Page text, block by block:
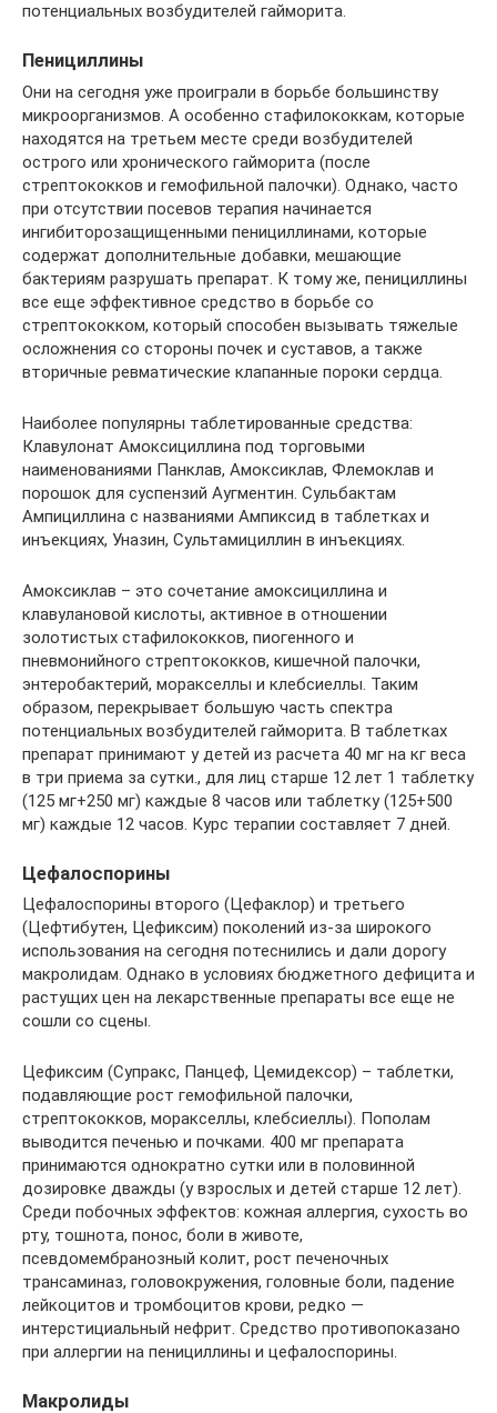
потенциальных возбудителей гайморита.
Пенициллины
Они на сегодня уже проиграли в борьбе большинству
микроорганизмов. А особенно стафилококкам, которые
находятся на третьем месте среди возбудителей
острого или хронического гайморита (после
стрептококков и гемофильной палочки). Однако, часто
при отсутствии посевов терапия начинается
ингибиторозащищенными пенициллинами, которые
содержат дополнительные добавки, мешающие
бактериям разрушать препарат. К тому же, пенициллины
все еще эффективное средство в борьбе со
стрептококком, который способен вызывать тяжелые
осложнения со стороны почек и суставов, а также
вторичные ревматические клапанные пороки сердца.
Наиболее популярны таблетированные средства:
Клавулонат Амоксициллина под торговыми
наименованиями Панклав, Амоксиклав, Флемоклав и
порошок для суспензий Аугментин. Сульбактам
Ампициллина с названиями Ампиксид в таблетках и
инъекциях, Уназин, Сультамициллин в инъекциях.
Амоксиклав – это сочетание амоксициллина и
клавулановой кислоты, активное в отношении
золотистых стафилококков, пиогенного и
пневмонийного стрептококков, кишечной палочки,
энтеробактерий, моракселлы и клебсиеллы. Таким
образом, перекрывает большую часть спектра
потенциальных возбудителей гайморита. В таблетках
препарат принимают у детей из расчета 40 мг на кг веса
в три приема за сутки., для лиц старше 12 лет 1 таблетку
(125 мг+250 мг) каждые 8 часов или таблетку (125+500
мг) каждые 12 часов. Курс терапии составляет 7 дней.
Цефалоспорины
Цефалоспорины второго (Цефаклор) и третьего
(Цефтибутен, Цефиксим) поколений из-за широкого
использования на сегодня потеснились и дали дорогу
макролидам. Однако в условиях бюджетного дефицита и
растущих цен на лекарственные препараты все еще не
сошли со сцены.
Цефиксим (Супракс, Панцеф, Цемидексор) – таблетки,
подавляющие рост гемофильной палочки,
стрептококков, моракселлы, клебсиеллы). Пополам
выводится печенью и почками. 400 мг препарата
принимаются однократно сутки или в половинной
дозировке дважды (у взрослых и детей старше 12 лет).
Среди побочных эффектов: кожная аллергия, сухость во
рту, тошнота, понос, боли в животе,
псевдомембранозный колит, рост печеночных
трансаминаз, головокружения, головные боли, падение
лейкоцитов и тромбоцитов крови, редко —
интерстициальный нефрит. Средство противопоказано
при аллергии на пенициллины и цефалоспорины.
Макролиды